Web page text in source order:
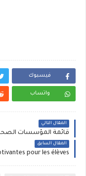
فيسبوك
واتساب
المقال التالي
المقال السابق